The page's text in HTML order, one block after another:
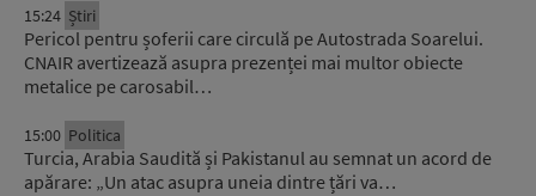
15:24 Știri
Pericol pentru șoferii care circulă pe Autostrada Soarelui.
CNAIR avertizează asupra prezenței mai multor obiecte
metalice pe carosabil…
15:00 Politica
Turcia, Arabia Saudită și Pakistanul au semnat un acord de
apărare: „Un atac asupra uneia dintre țări va…